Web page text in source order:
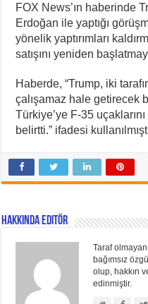
FOX News’ın haberinde
Erdoğan ile yaptığı
yönelik yaptırımları
satışını yeniden
Haberde, “Trump, iki
çalışamaz hale getirecek
Türkiye’ye F-35
belirtti.” ifadesi
Hakkında Editör
Taraf
bağımsız
olup, hakkın
edinmiştir.